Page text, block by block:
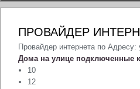
ПРОВАЙДЕР
Провайдер интернета по Адресу:
Дома на улице подключенные
10
12